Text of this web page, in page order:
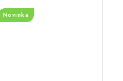
Novinka